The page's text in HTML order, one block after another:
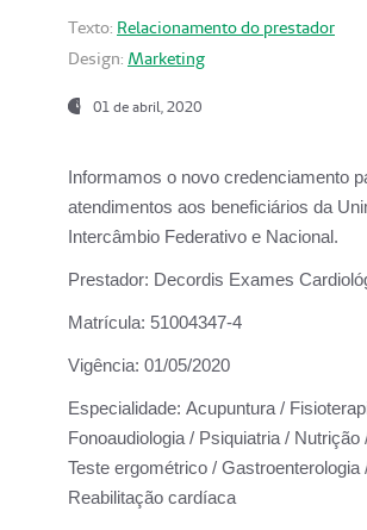
Texto: Relacionamento do prestador
Design: Marketing
01 de abril, 2020
Informamos o novo credenciamento
atendimentos aos beneficiários da
Intercâmbio Federativo e Nacional.
Prestador: Decordis Exames
Matrícula: 51004347-4
Vigência: 01/05/2020
Especialidade: Acupuntura /
Fonoaudiologia / Psiquiatria / Nutrição
Teste ergométrico / Gastroenterologia
Reabilitação cardíaca